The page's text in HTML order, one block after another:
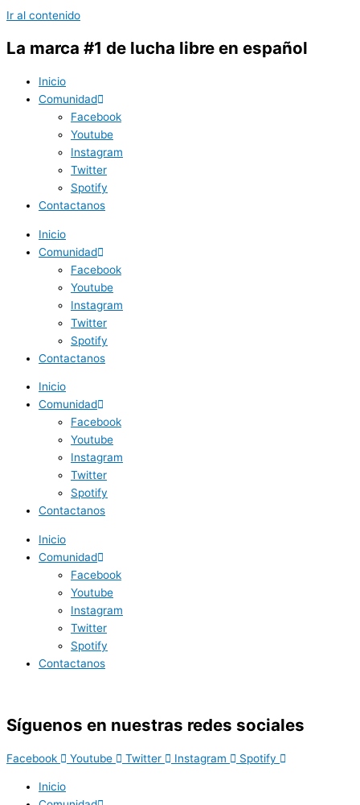
Ir al contenido
La marca #1 de lucha libre en español
Inicio
Comunidad
Facebook
Youtube
Instagram
Twitter
Spotify
Contactanos
Inicio
Comunidad
Facebook
Youtube
Instagram
Twitter
Spotify
Contactanos
Inicio
Comunidad
Facebook
Youtube
Instagram
Twitter
Spotify
Contactanos
Inicio
Comunidad
Facebook
Youtube
Instagram
Twitter
Spotify
Contactanos
Síguenos en nuestras redes sociales
Facebook Youtube Twitter Instagram Spotify
Inicio